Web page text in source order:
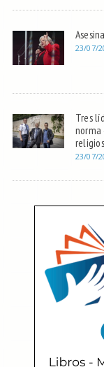
23/07/
Tres
norma
23/07/